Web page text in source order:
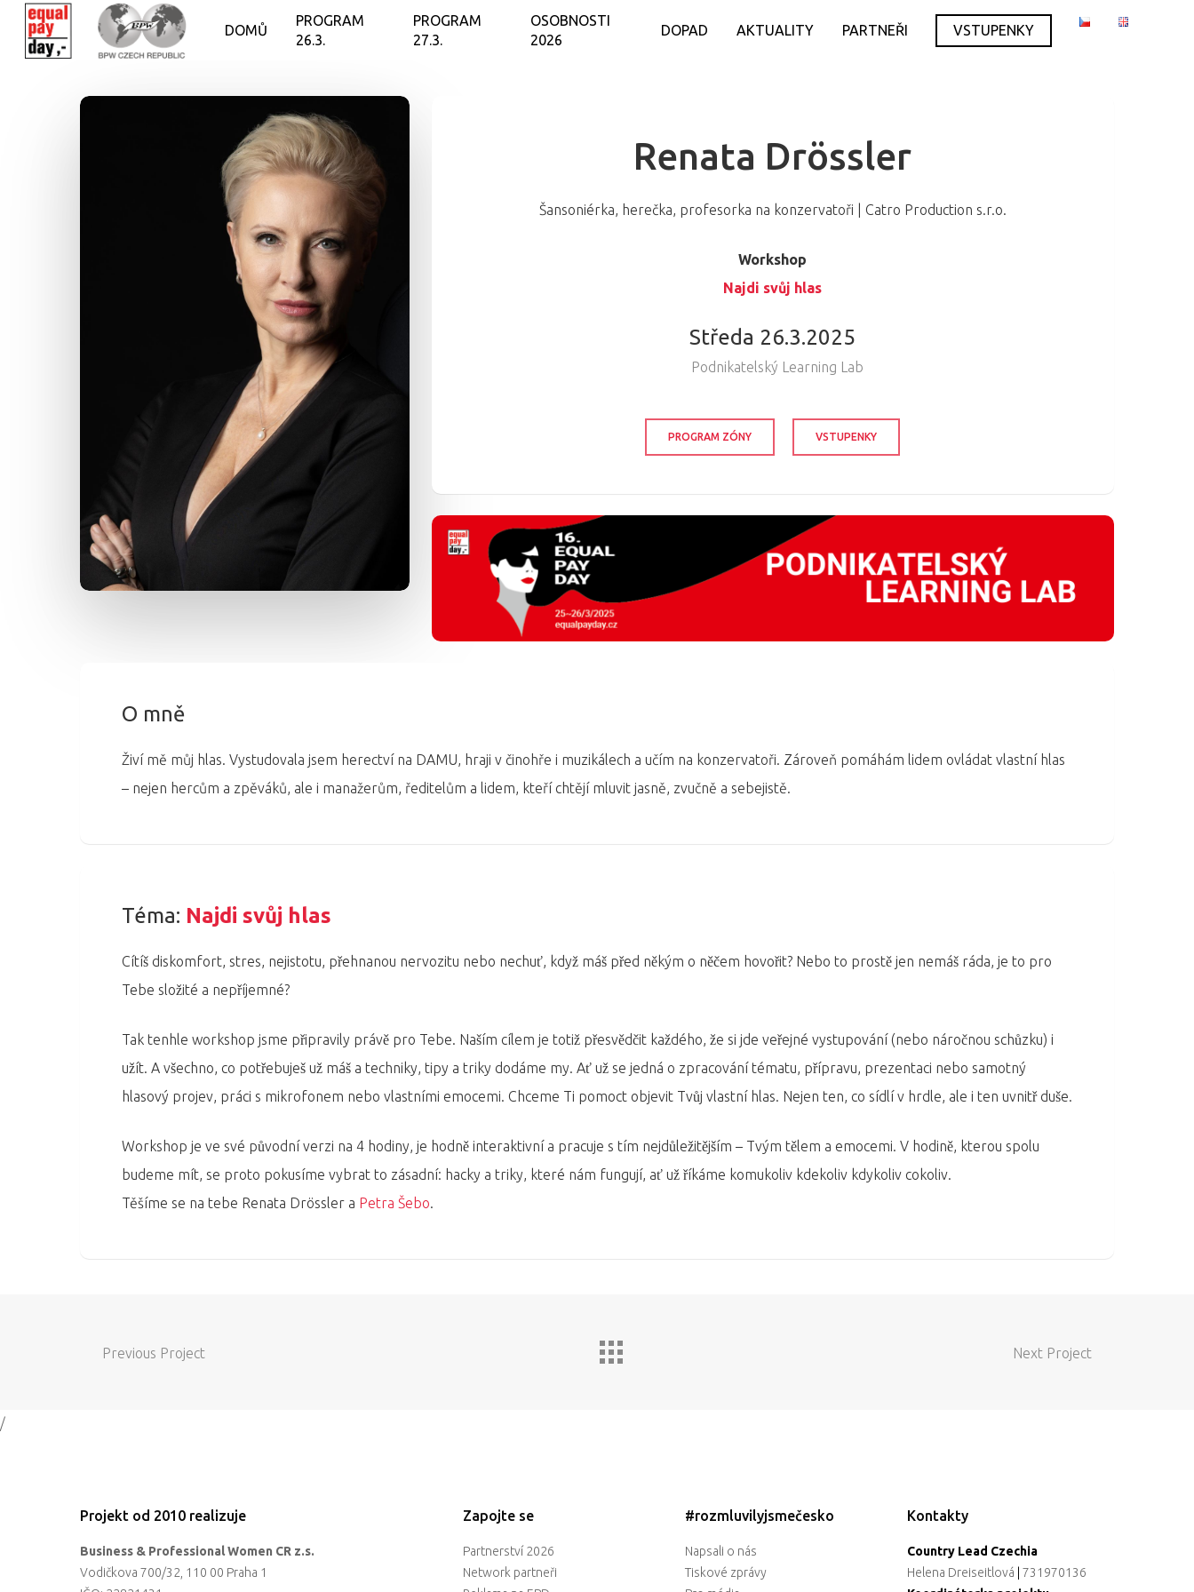
Hit enter to search or ESC to close
DOMŮ
PROGRAM
26.3.
PROGRAM
27.3.
OSOBNOSTI
2026
DOPAD AKTUALITY PARTNEŘI VSTUPENKY
Renata Drössler
Šansoniérka, herečka, profesorka na konzervatoři | Catro Production s.r.o.
Workshop
Najdi svůj hlas
Středa 26.3.2025
Podnikatelský Learning Lab
PROGRAM ZÓNY VSTUPENKY
O mně
Živí mě můj hlas. Vystudovala jsem herectví na DAMU, hraji v činohře i muzikálech a učím na konzervatoři. Zároveň pomáhám lidem ovládat vlastní hlas
– nejen hercům a zpěváků, ale i manažerům, ředitelům a lidem, kteří chtějí mluvit jasně, zvučně a sebejistě.
Téma: Najdi svůj hlas
Cítíš diskomfort, stres, nejistotu, přehnanou nervozitu nebo nechuť, když máš před někým o něčem hovořit? Nebo to prostě jen nemáš ráda, je to pro
Tebe složité a nepříjemné?
Tak tenhle workshop jsme připravily právě pro Tebe. Naším cílem je totiž přesvědčit každého, že si jde veřejné vystupování (nebo náročnou schůzku) i
užít. A všechno, co potřebuješ už máš a techniky, tipy a triky dodáme my. Ať už se jedná o zpracování tématu, přípravu, prezentaci nebo samotný
hlasový projev, práci s mikrofonem nebo vlastními emocemi. Chceme Ti pomoct objevit Tvůj vlastní hlas. Nejen ten, co sídlí v hrdle, ale i ten uvnitř duše.
Workshop je ve své původní verzi na 4 hodiny, je hodně interaktivní a pracuje s tím nejdůležitějším – Tvým tělem a emocemi. V hodině, kterou spolu
budeme mít, se proto pokusíme vybrat to zásadní: hacky a triky, které nám fungují, ať už říkáme komukoliv kdekoliv kdykoliv cokoliv.
Těšíme se na tebe Renata Drössler a Petra Šebo.
Previous Project Next Project
/
Projekt od 2010 realizuje
Business & Professional Women CR z.s.
Vodičkova 700/32, 110 00 Praha 1
Zapojte se
Partnerství 2026
Network partneři
#rozmluvilyjsmečesko
Napsali o nás
Tiskové zprávy
Kontakty
Country Lead Czechia
Helena Dreiseitlová |731970136